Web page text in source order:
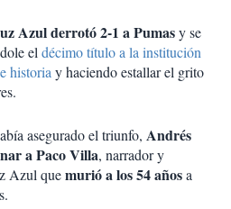
Azul derrotó 2-1 a Pumasy se
eldécimo título a la institución
historiay haciendo estallar el grito
asegurado el triunfo, Andrés
a Paco Villa, narrador y
Azul quemurió a los 54 añosa